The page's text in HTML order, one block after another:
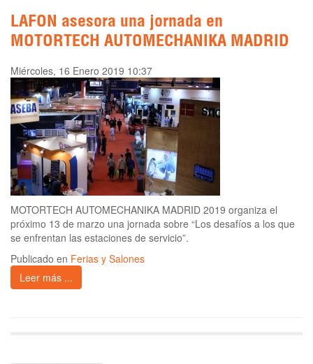
LAFON asesora una jornada en
MOTORTECH AUTOMECHANIKA MADRID
Miércoles, 16 Enero 2019 10:37
MOTORTECH AUTOMECHANIKA MADRID 2019 organiza el
próximo 13 de marzo una jornada sobre “Los desafíos a los que
se enfrentan las estaciones de servicio”.
Publicado en Ferias y Salones
Leer más ...